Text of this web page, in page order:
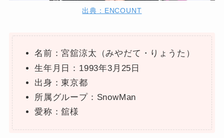
出典：ENCOUNT
名前：宮舘涼太（みやだて・りょうた）
生年月日：1993年3月25日
出身：東京都
所属グループ：SnowMan
愛称：舘様